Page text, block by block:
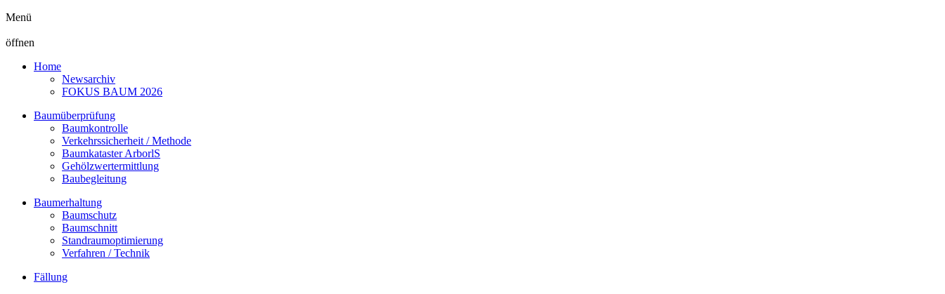
Menü
öffnen
Home
Newsarchiv
FOKUS BAUM 2026
Baumüberprüfung
Baumkontrolle
Verkehrssicherheit / Methode
Baumkataster ArborlS
Gehölzwertermittlung
Baubegleitung
Baumerhaltung
Baumschutz
Baumschnitt
Standraumoptimierung
Verfahren / Technik
Fällung